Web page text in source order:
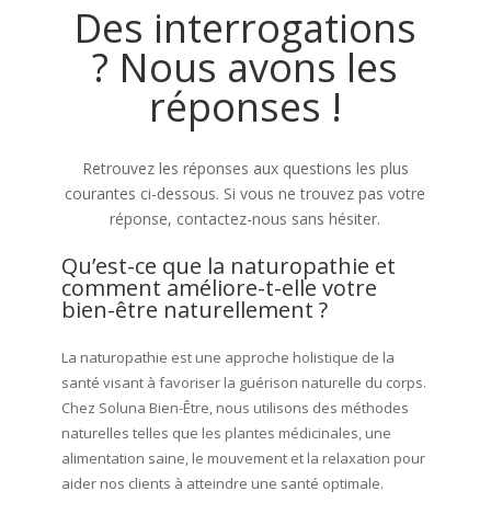
Des interrogations
? Nous avons les
réponses !
Retrouvez les réponses aux questions les plus
courantes ci-dessous. Si vous ne trouvez pas votre
réponse, contactez-nous sans hésiter.
Qu’est-ce que la naturopathie et
comment améliore-t-elle votre
bien-être naturellement ?
La naturopathie est une approche holistique de la
santé visant à favoriser la guérison naturelle du corps.
Chez Soluna Bien-Être, nous utilisons des méthodes
naturelles telles que les plantes médicinales, une
alimentation saine, le mouvement et la relaxation pour
aider nos clients à atteindre une santé optimale.